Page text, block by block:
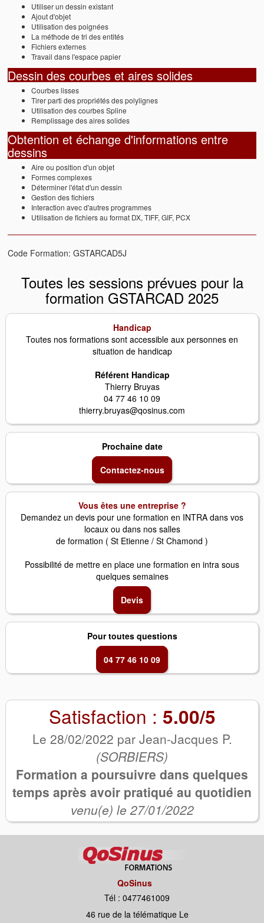
Utiliser un dessin existant
Ajout d'objet
Utilisation des poignées
La méthode de tri des entités
Fichiers externes
Travail dans l'espace papier
Dessin des courbes et aires solides
Courbes lisses
Tirer parti des propriétés des polylignes
Utilisation des courbes Spline
Remplissage des aires solides
Obtention et échange d'informations entre
dessins
Aire ou position d'un objet
Formes complexes
Déterminer l'état d'un dessin
Gestion des fichiers
Interaction avec d'autres programmes
Utilisation de fichiers au format DX, TIFF, GIF, PCX
Code Formation: GSTARCAD5J
Toutes les sessions prévues pour la
formation GSTARCAD 2025
Handicap
Toutes nos formations sont accessible aux personnes en
situation de handicap
Référent Handicap
Thierry Bruyas
04 77 46 10 09
thierry.bruyas@qosinus.com
Prochaine date
Contactez-nous
Vous êtes une entreprise ?
Demandez un devis pour une formation en INTRA dans vos
locaux ou dans nos salles
de formation ( St Etienne / St Chamond )
Possibilité de mettre en place une formation en intra sous
quelques semaines
Devis
Pour toutes questions
04 77 46 10 09
Satisfaction : 5.00/5
Le 28/02/2022 par Jean-Jacques P.
(SORBIERS)
Formation a poursuivre dans quelques
temps après avoir pratiqué au quotidien
venu(e) le 27/01/2022
QoSinus
Tél : 0477461009
46 rue de la télématique Le